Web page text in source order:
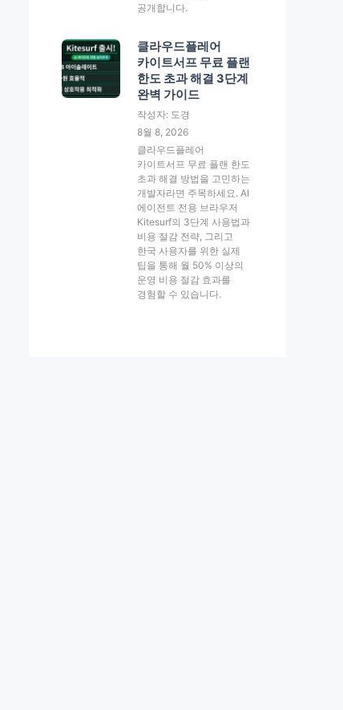
공개합니다.
클라우드플레어
카이트서프 무료 플랜
한도 초과 해결 3단계
완벽 가이드
작성자: 도경
8월 8, 2026
클라우드플레어
카이트서프 무료 플랜 한도
초과 해결 방법을 고민하는
개발자라면 주목하세요. AI
에이전트 전용 브라우저
Kitesurf의 3단계 사용법과
비용 절감 전략, 그리고
한국 사용자를 위한 실제
팁을 통해 월 50% 이상의
운영 비용 절감 효과를
경험할 수 있습니다.